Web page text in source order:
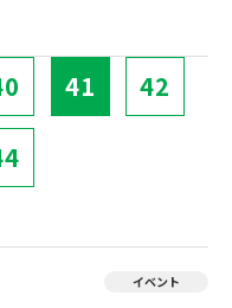
41 42
イベント